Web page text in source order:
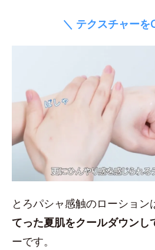
＼ テクスチャーを
とろパシャ感触のローション
てった夏肌をクールダウンし
ーです。